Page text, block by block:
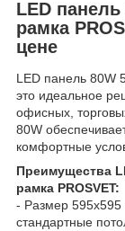
LED панель
рамка
цене
LED панель 80W
это идеальное
офисных,
80W
комфортные
Преимущества
рамка PROSVET:
- Размер
стандартные